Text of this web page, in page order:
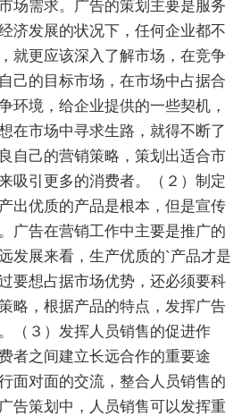
需求。广告的策划主要是服务
济发展的状况下，任何企业都不
就更应该深入了解市场，在竞争
己的目标市场，在市场中占据合
环境，给企业提供的一些契机，
在市场中寻求生路，就得不断了
自己的营销策略，策划出适合市
吸引更多的消费者。（２）制定
出优质的产品是根本，但是宣传
广告在营销工作中主要是推广的
发展来看，生产优质的`产品才是
要想占据市场优势，还必须要科
略，根据产品的特点，发挥广告
（３）发挥人员销售的促进作
者之间建立长远合作的重要途
面对面的交流，整合人员销售的
告策划中，人员销售可以发挥重